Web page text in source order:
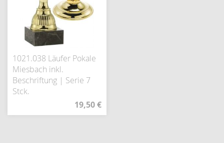
1021.038 Läufer Pokale
Miesbach inkl.
Beschriftung | Serie 7
Stck.
19,50 €